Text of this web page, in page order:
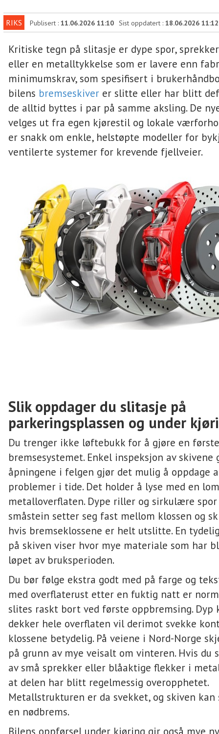
RIKS Publisert : 11.06.2026 11:10 Sist oppdatert : 18.06.2026 11:12
Kritiske tegn på slitasje er dype spor,
eller en metalltykkelse som er lavere enn
minimumskrav, som spesifisert i
bilens bremseskiver er slitte eller har blitt
de alltid byttes i par på samme aksling. De
velges ut fra egen kjørestil og lokale
er snakk om enkle, helstøpte modeller for
ventilerte systemer for krevende fjellveier.
Slik oppdager du slitasje på
parkeringsplassen og under
Du trenger ikke løftebukk for å gjøre en
bremsesystemet. Enkel inspeksjon av skivene
åpningene i felgen gjør det mulig å oppdage
problemer i tide. Det holder å lyse med en
metalloverflaten. Dype riller og sirkulære
småstein setter seg fast mellom klossen og
hvis bremseklossene er helt utslitte. En
på skiven viser hvor mye materiale som har
løpet av bruksperioden.
Du bør følge ekstra godt med på farge og
med overflaterust etter en fuktig natt er
slites raskt bort ved første oppbremsing. Dyp
dekker hele overflaten vil derimot svekke
klossene betydelig. På veiene i Nord-Norge
på grunn av mye veisalt om vinteren. Hvis du
av små sprekker eller blåaktige flekker i
at delen har blitt regelmessig overopphetet.
Metallstrukturen er da svekket, og skiven kan
en nødbrems.
Bilens oppførsel under kjøring gir også mye